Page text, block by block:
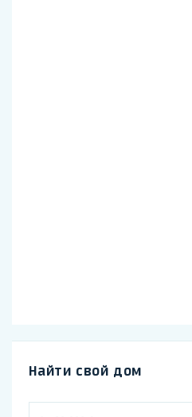
Найти свой дом